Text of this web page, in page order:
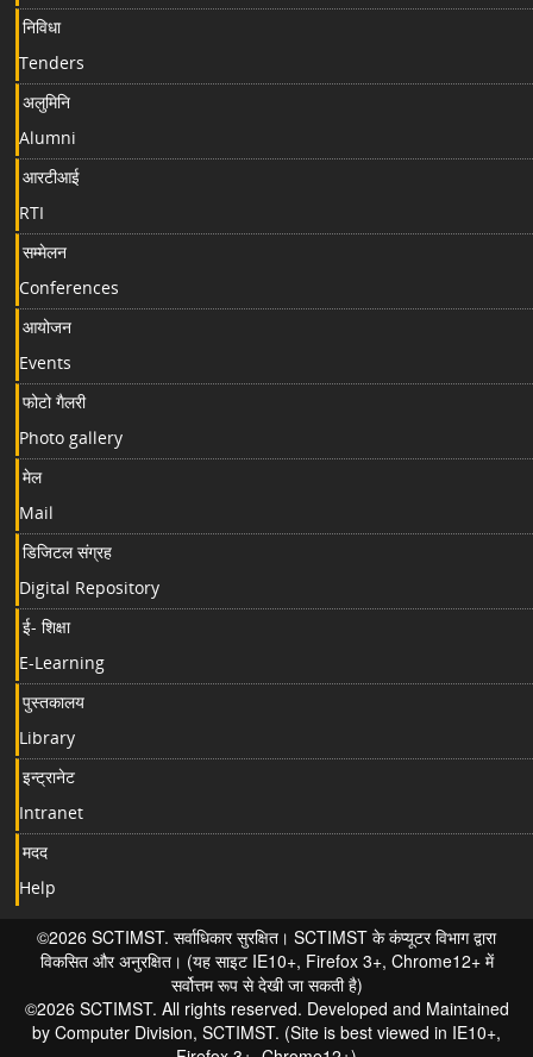
निविधा
Tenders
अलुमिनि
Alumni
आरटीआई
RTI
सम्मेलन
Conferences
आयोजन
Events
फोटो गैलरी
Photo gallery
मेल
Mail
डिजिटल संग्रह
Digital Repository
ई- शिक्षा
E-Learning
पुस्तकालय
Library
इन्ट्रानेट
Intranet
मदद
Help
©2026 SCTIMST. सर्वाधिकार सुरक्षित। SCTIMST के कंप्यूटर विभाग द्वारा
विकसित और अनुरक्षित। (यह साइट IE10+, Firefox 3+, Chrome12+ में
सर्वोत्तम रूप से देखी जा सकती है)
©2026 SCTIMST. All rights reserved. Developed and Maintained
by Computer Division, SCTIMST. (Site is best viewed in IE10+,